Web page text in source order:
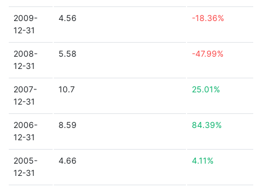
2009-
12-31
4.56 -18.36%
2008-
12-31
5.58 -47.99%
2007-
12-31
10.7 25.01%
2006-
12-31
8.59 84.39%
2005-
12-31
4.66 4.11%